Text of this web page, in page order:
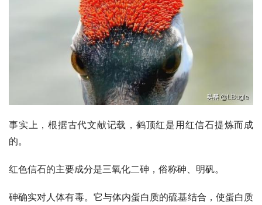
事实上，根据古代文献记载，鹤顶红是用红信石提炼而成
的。
红色信石的主要成分是三氧化二砷，俗称砷、 明矾。
砷确实对人体有毒。它与体内蛋白质的硫基结合，使蛋白质